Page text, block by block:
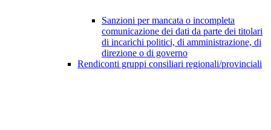
Sanzioni per mancata o incompleta
comunicazione dei dati da parte dei titolari
di incarichi politici, di amministrazione, di
direzione o di governo
Rendiconti gruppi consiliari regionali/provinciali